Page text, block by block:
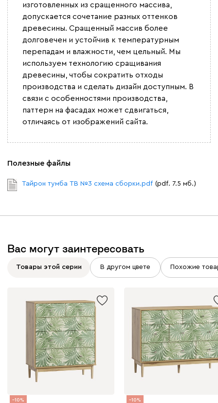
изготовленных из сращенного массива,
допускается сочетание разных оттенков
древесины. Сращенный массив более
долговечен и устойчив к температурным
перепадам и влажности, чем цельный. Мы
используем технологию сращивания
древесины, чтобы сократить отходы
производства и сделать дизайн доступным. В
связи с особенностями производства,
паттерн на фасадах может сдвигаться,
отличаясь от изображений сайта.
Полезные файлы
Тайрон тумба ТВ №3 схема сборки.pdf (pdf. 7.5 мб.)
Вас могут заинтересовать
Товары этой серии В другом цвете Похожие
10 10